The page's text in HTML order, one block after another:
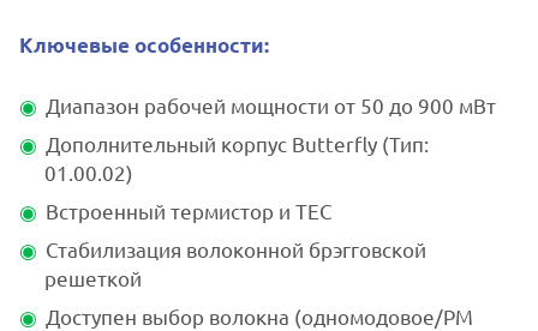
Ключевые особенности:
Диапазон рабочей мощности от 50 до 900 мВт
Дополнительный корпус Butterfly (Тип:
01.00.02)
Встроенный термистор и TEC
Стабилизация волоконной брэгговской
решеткой
Доступен выбор волокна (одномодовое/PM